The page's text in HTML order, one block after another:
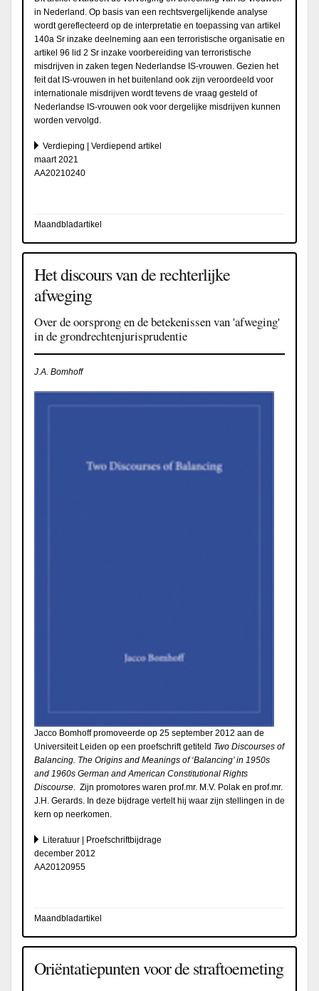
in Nederland. Op basis van een rechtsvergelijkende analyse
wordt gereflecteerd op de interpretatie en toepassing van artikel
140a Sr inzake deelneming aan een terroristische organisatie en
artikel 96 lid 2 Sr inzake voorbereiding van terroristische
misdrijven in zaken tegen Nederlandse IS-vrouwen. Gezien het
feit dat IS-vrouwen in het buitenland ook zijn veroordeeld voor
internationale misdrijven wordt tevens de vraag gesteld of
Nederlandse IS-vrouwen ook voor dergelijke misdrijven kunnen
worden vervolgd.
Verdieping | Verdiepend artikel
maart 2021
AA20210240
Maandbladartikel
Het discours van de rechterlijke
afweging
Over de oorsprong en de betekenissen van 'afweging'
in de grondrechtenjurisprudentie
J.A. Bomhoff
Jacco Bomhoff promoveerde op 25 september 2012 aan de
Universiteit Leiden op een proefschrift getiteld Two Discourses of
Balancing. The Origins and Meanings of ‘Balancing’ in 1950s
and 1960s German and American Constitutional Rights
Discourse. Zijn promotores waren prof.mr. M.V. Polak en prof.mr.
J.H. Gerards. In deze bijdrage vertelt hij waar zijn stellingen in de
kern op neerkomen.
Literatuur | Proefschriftbijdrage
december 2012
AA20120955
Maandbladartikel
Oriëntatiepunten voor de straftoemeting